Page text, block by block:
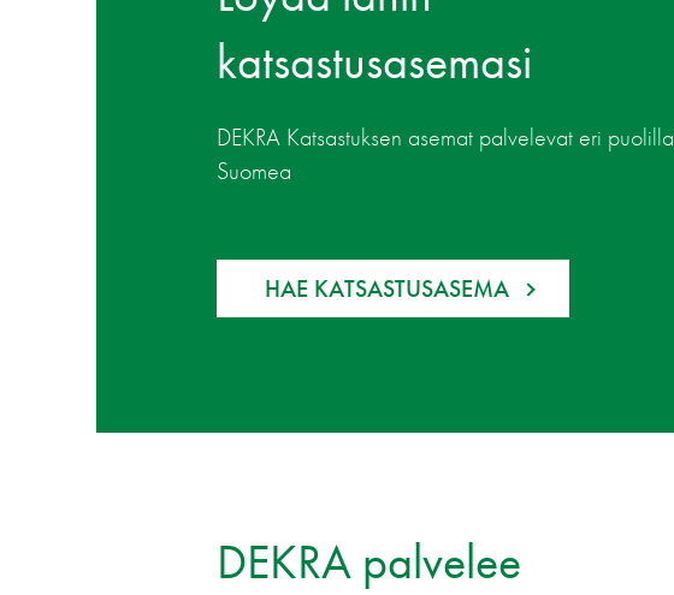
katsastusasemasi
DEKRA Katsastuksen asemat palvelevat eri puolilla
Suomea
HAE KATSASTUSASEMA
DEKRA palvelee